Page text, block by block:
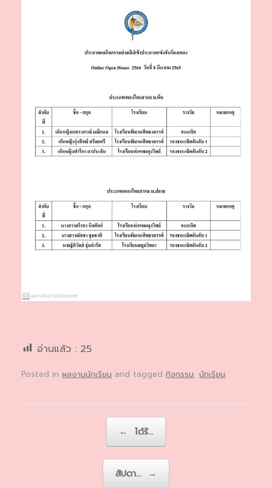
อ่านแล้ว : 25
Posted in ผลงานนักเรียน and tagged กิจกรรม, นักเรียน.
← ได้รั…
สัปดา… →